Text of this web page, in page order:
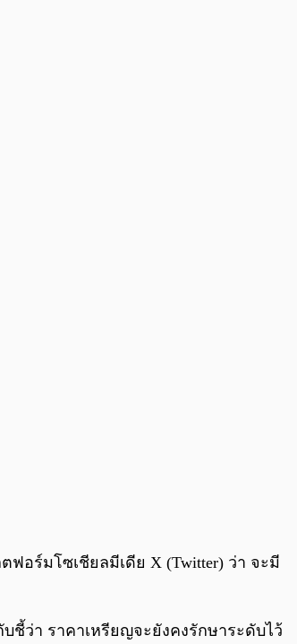
0:00 / 0:00
ฟอร์มโซเชียลมีเดีย X (Twitter) ว่า จะมี
ชี้ว่า ราคาเหรียญจะยังคงรักษาระดับไว้